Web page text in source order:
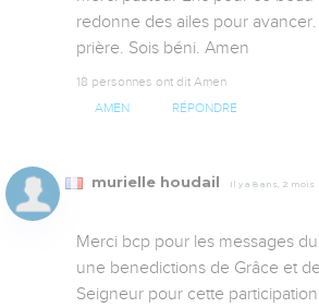
redonne des ailes pour
prière. Sois béni. Amen
18 personnes ont dit Amen
AMEN RÉPONDRE
murielle houdail Il y a 8 ans, 2 mois
Merci bcp pour les messages
une benedictions de Grâce et
Seigneur pour cette